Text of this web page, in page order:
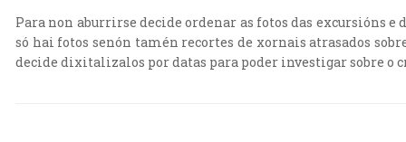
Para non aburrirse decide ordenar as fotos das excursións e
só hai fotos senón tamén recortes de xornais atrasados
decide dixitalizalos por datas para poder investigar sobre o